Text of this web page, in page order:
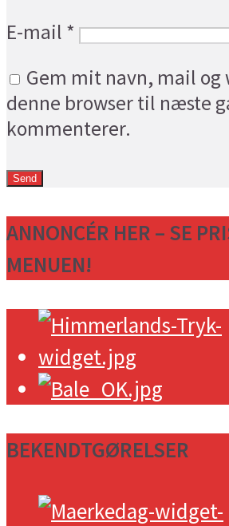
E-mail *
Gem mit navn, mail og
denne browser til næste
kommenterer.
ANNONCÉR HER – SE
MENUEN!
BEKENDTGØRELSER